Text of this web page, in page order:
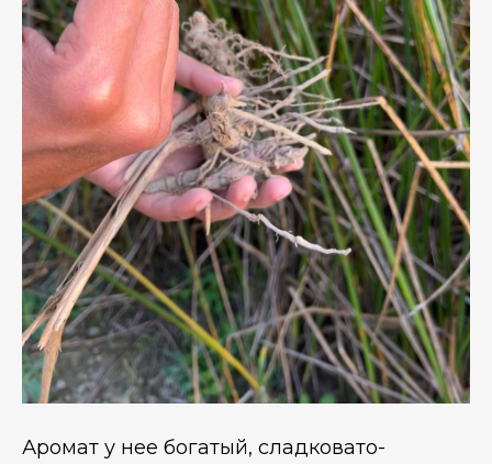
Аромат у нее богатый, сладковато-